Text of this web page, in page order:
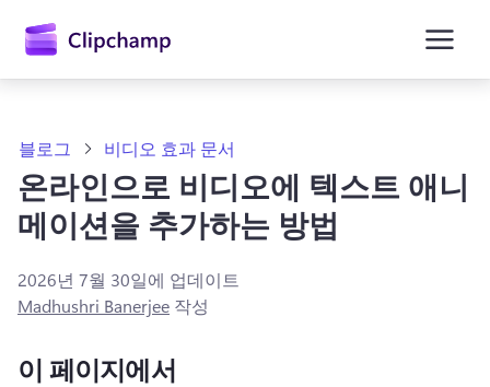
로
블로그 비디오 효과 문서
온라인으로 비디오에 텍스트 애니
메이션을 추가하는 방법
2026년 7월 30일에 업데이트
Madhushri Banerjee 작성
이 페이지에서